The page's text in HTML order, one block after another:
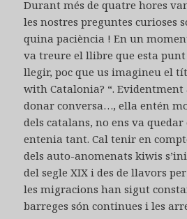
Durant més de quatre hores
les nostres preguntes curioses
quina paciència ! En un
va treure el llibre que esta punt
llegir, poc que us imagineu el
with Catalonia? “.
donar conversa…, ella entén
dels catalans, no ens va
entenia tant. Cal tenir en
dels auto-anomenats kiwis
del segle XIX i des de llavors
les migracions han sigut
barreges són continues i les